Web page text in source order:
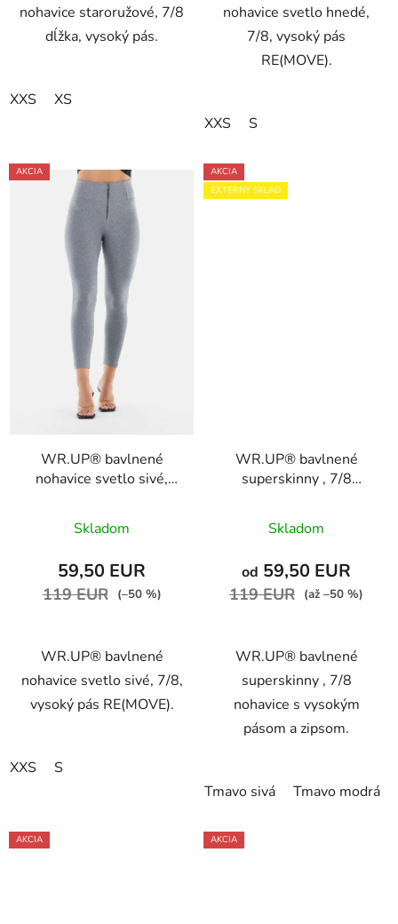
nohavice staroružové, 7/8
dĺžka, vysoký pás.
XXS XS
nohavice svetlo hnedé,
7/8, vysoký pás
RE(MOVE).
XXS S
AKCIA
WR.UP® bavlnené
nohavice svetlo sivé,
RE(MOVE),
WRUP4HC001ORG,
Skladom
59,50 EUR
119 EUR (–50 %)
WR.UP® bavlnené
nohavice svetlo sivé, 7/8,
vysoký pás RE(MOVE).
XXS S
AKCIA
EXTERNÝ SKLAD
WR.UP® bavlnené
superskinny , 7/8
pásom a zipsom,
WRUP4HC001ORG,
Skladom
od 59,50 EUR
119 EUR (až –50 %)
WR.UP® bavlnené
superskinny , 7/8
nohavice s vysokým
pásom a zipsom.
Tmavo sivá Tmavo modrá
AKCIA AKCIA